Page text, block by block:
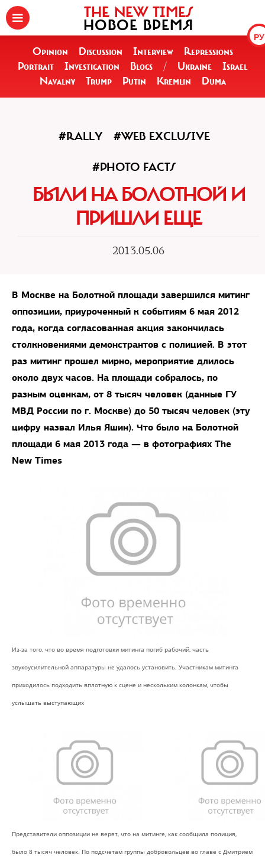
РУ
THE NEW TIMES
НОВОЕ ВРЕМЯ
Opinion Discussion Interview
Repressions
Portrait
Investigation Blogs / Ukraine
Israel
Navalny
Trump Putin Kremlin Duma
#RALLY #WEB EXCLUSIVE
#PHOTO FACTS
БЫЛИ НА БОЛОТНОЙ И
ПРИШЛИ ЕЩЕ
2013.05.06
В Москве на Болотной площади завершился митинг
оппозиции, приуроченный к событиям 6 мая 2012
года, когда согласованная акция закончилась
столкновениями демонстрантов с полицией. В этот
раз митинг прошел мирно, мероприятие длилось
около двух часов. На площади собралось, по
разным оценкам, от 8 тысяч человек (данные ГУ
МВД России по г. Москве) до 50 тысяч человек (эту
цифру назвал Илья Яшин). Что было на Болотной
площади 6 мая 2013 года — в фотографиях The
New Times
Из-за того, что во время подготовки митинга погиб рабочий, часть
звукоусилительной аппаратуры не удалось установить. Участникам митинга
приходилось подходить вплотную к сцене и нескольким колонкам, чтобы
услышать выступающих
Представители оппозиции не верят, что на митинге, как сообщила полиция,
было 8 тысяч человек. По подсчетам группы добровольцев во главе с Дмитрием